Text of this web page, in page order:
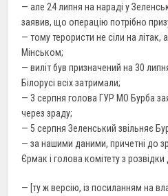
— але 24 липня на нараді у
заявив, що операцію потрібно
— тому терористи не сіли на літак,
Мінськом;
— виліт був призначений на 30
Білорусі всіх затримали;
— 3 серпня голова ГУР МО Бурба
через зраду;
— 5 серпня Зеленський звільняє
— за нашими даними, причетні до
Єрмак і голова комітету з
— [ту ж версію, із посиланням на